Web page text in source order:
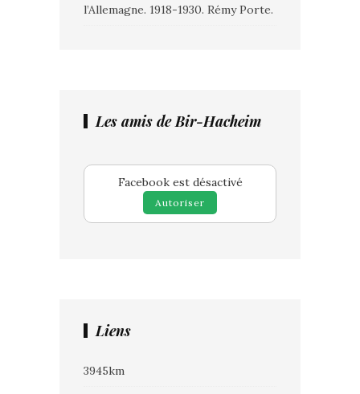
l’Allemagne. 1918-1930. Rémy Porte.
Les amis de Bir-Hacheim
Facebook est désactivé
Autoriser
Liens
3945km